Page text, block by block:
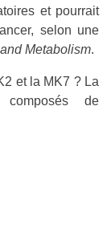
et pourrait
selon une
Metabolism.
et la MK7 ? La
de